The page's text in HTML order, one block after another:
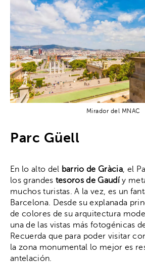
Mirador del MNAC
Parc Güell
En lo alto del barrio de Gràcia, el
los grandes tesoros de Gaudíy
muchos turistas. A la vez, es un
Barcelona. Desde su explanada
de colores de su arquitectura
una de las vistas más fotogénicas
Recuerda que para poder visitar
la zona monumental lo mejor es
antelación.